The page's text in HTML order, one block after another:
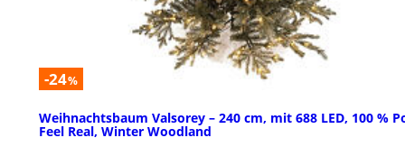
-24%
Weihnachtsbaum Valsorey – 240 cm, mit 688 LED, 100 %
Feel Real, Winter Woodland